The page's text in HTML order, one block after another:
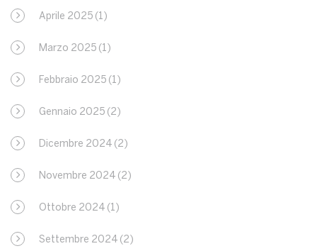
Aprile 2025 (1)
Marzo 2025 (1)
Febbraio 2025 (1)
Gennaio 2025 (2)
Dicembre 2024 (2)
Novembre 2024 (2)
Ottobre 2024 (1)
Settembre 2024 (2)